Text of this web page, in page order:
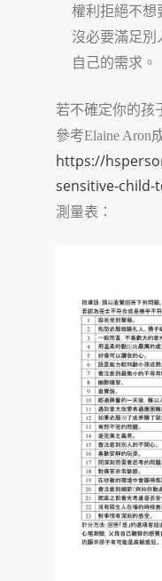
權利拒絕不想
沒必要滿足別
自己的需求 。
若不確定你的孩
參考Elaine Aron
https://
sensitive-child-
測量表：